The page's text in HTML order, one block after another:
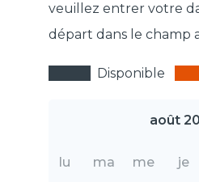
veuillez entrer votre
départ dans le champ
Disponible
août
lu ma me je